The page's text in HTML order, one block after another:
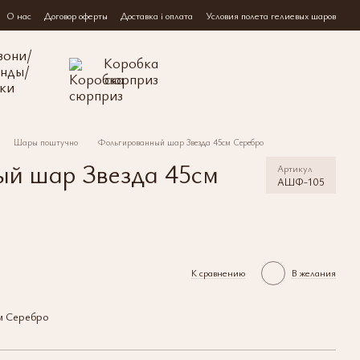
О нас Договор оферты Доставка і оплата Условия полета гелиевых шаров
Коробка
сюрприз
Шары поштучно Фольгированный шар Звезда 45см Серебро
шар Звезда 45см Артикул
АШФ-105
К сравнению В желания
Серебро